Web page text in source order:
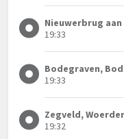
Nieuwerbrug
19:33
Bodegraven,
19:33
Zegveld,
19:32